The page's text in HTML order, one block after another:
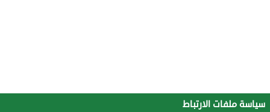
سياسة ملفات الارتباط